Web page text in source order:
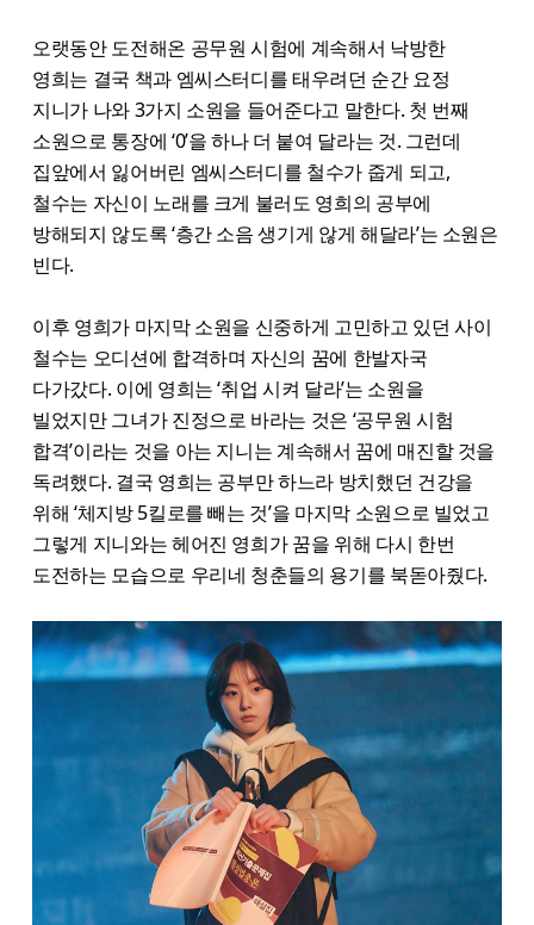
오랫동안 도전해온 공무원 시험에 계속해서 낙방한
영희는 결국 책과 엠씨스터디를 태우려던 순간 요정
지니가 나와 3가지 소원을 들어준다고 말한다. 첫 번째
소원으로 통장에 ‘0’을 하나 더 붙여 달라는 것. 그런데
집앞에서 잃어버린 엠씨스터디를 철수가 줍게 되고,
철수는 자신이 노래를 크게 불러도 영희의 공부에
방해되지 않도록 ‘층간 소음 생기게 않게 해달라’는 소원은
빈다.
이후 영희가 마지막 소원을 신중하게 고민하고 있던 사이
철수는 오디션에 합격하며 자신의 꿈에 한발자국
다가갔다. 이에 영희는 ‘취업 시켜 달라’는 소원을
빌었지만 그녀가 진정으로 바라는 것은 ‘공무원 시험
합격’이라는 것을 아는 지니는 계속해서 꿈에 매진할 것을
독려했다. 결국 영희는 공부만 하느라 방치했던 건강을
위해 ‘체지방 5킬로를 빼는 것’을 마지막 소원으로 빌었고
그렇게 지니와는 헤어진 영희가 꿈을 위해 다시 한번
도전하는 모습으로 우리네 청춘들의 용기를 북돋아줬다.